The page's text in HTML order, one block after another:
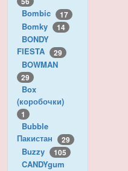
Bombic 17
Bomky 14
BONDY
FIESTA
29
BOWMAN
29
Box
(коробочки)
1
Bubble
Пакистан
29
Buzzy 105
CANDYgum